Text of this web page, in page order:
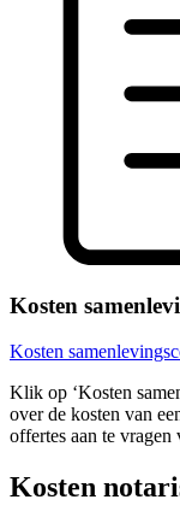
Kosten
Kosten
Klik op ‘Kosten
over de kosten van
offertes aan te vragen
Kosten